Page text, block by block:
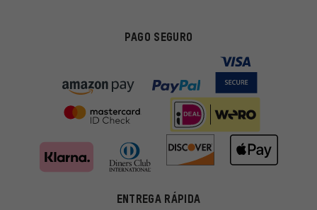
PAGO SEGURO
ENTREGA RÁPIDA
En lugar de publicidad al azar, obtendrás ofertas adecuadas para